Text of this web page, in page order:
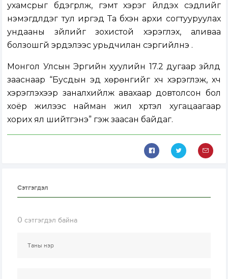
ухамсрыг бүдэгрүүлж, гэмт хэрэг үйлдэх сэдлийг
нэмэгдүүлдэг тул иргэд Та бүхэн архи согтууруулах
ундааны зүйлийг зохистой хэрэглэх, аливаа
болзошгүй эрдэлээс урьдчилан сэргийлнэ үү.
Монгол Улсын Эрүүгийн хуулийн 17.2 дугаар зүйлд
зааснаар “Бусдын эд хөрөнгийг хүч хэрэглэж, хүч
хэрэглэхээр заналхийлж авахаар довтолсон бол
хоёр жилээс найман жил хүртэл хугацаагаар
хорих ял шийтгэнэ” гэж заасан байдаг.
Сэтгэгдэл
0 сэтгэгдэл байна